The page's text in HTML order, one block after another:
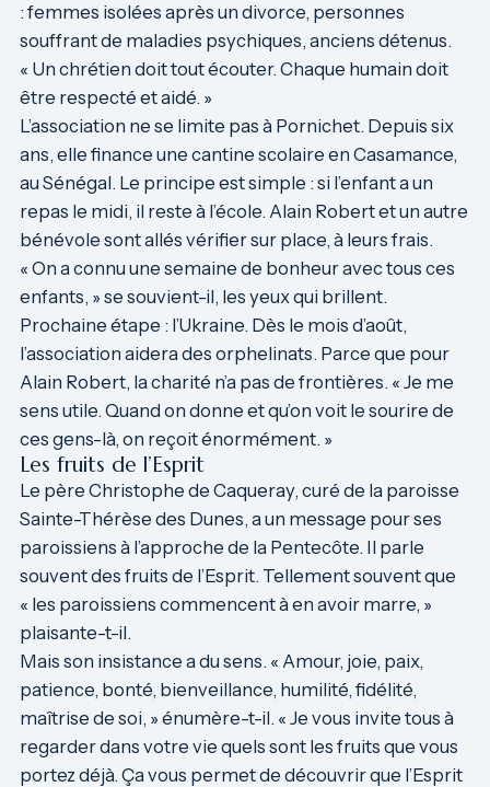
: femmes isolées après un divorce, personnes
souffrant de maladies psychiques, anciens détenus.
« Un chrétien doit tout écouter. Chaque humain doit
être respecté et aidé. »
L’association ne se limite pas à Pornichet. Depuis six
ans, elle finance une cantine scolaire en Casamance,
au Sénégal. Le principe est simple : si l’enfant a un
repas le midi, il reste à l’école. Alain Robert et un autre
bénévole sont allés vérifier sur place, à leurs frais.
« On a connu une semaine de bonheur avec tous ces
enfants, » se souvient-il, les yeux qui brillent.
Prochaine étape : l’Ukraine. Dès le mois d’août,
l’association aidera des orphelinats. Parce que pour
Alain Robert, la charité n’a pas de frontières. « Je me
sens utile. Quand on donne et qu’on voit le sourire de
ces gens-là, on reçoit énormément. »
Les fruits de l’Esprit
Le père Christophe de Caqueray, curé de la paroisse
Sainte-Thérèse des Dunes, a un message pour ses
paroissiens à l’approche de la Pentecôte. Il parle
souvent des fruits de l’Esprit. Tellement souvent que
« les paroissiens commencent à en avoir marre, »
plaisante-t-il.
Mais son insistance a du sens. « Amour, joie, paix,
patience, bonté, bienveillance, humilité, fidélité,
maîtrise de soi, » énumère-t-il. « Je vous invite tous à
regarder dans votre vie quels sont les fruits que vous
portez déjà. Ça vous permet de découvrir que l’Esprit